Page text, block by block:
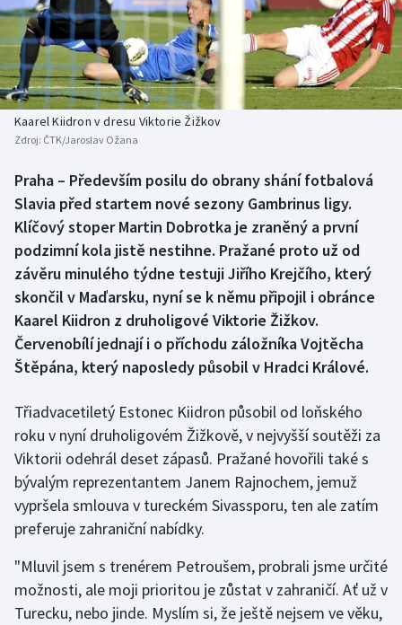
Atletika
Baseball a softbal
Basketbal
Boby a skeleton
Box
Curling
Cyklistika
Dostihy
Florbal
Futsal
Golf
Házená
Soutěže
Historické návraty
Aplikace ČT sport
Kaarel Kiidron v dresu Viktorie Žižkov
Zdroj: ČTK/Jaroslav Ožana
Praha – Především posilu do obrany shání fotbalová
Slavia před startem nové sezony Gambrinus ligy.
Klíčový stoper Martin Dobrotka je zraněný a první
podzimní kola jistě nestihne. Pražané proto už od
závěru minulého týdne testuji Jiřího Krejčího, který
skončil v Maďarsku, nyní se k němu připojil i obránce
Kaarel Kiidron z druholigové Viktorie Žižkov.
Červenobílí jednají i o příchodu záložníka Vojtěcha
Štěpána, který naposledy působil v Hradci Králové.
Třiadvacetiletý Estonec Kiidron působil od loňského
roku v nyní druholigovém Žižkově, v nejvyšší soutěži za
Viktorii odehrál deset zápasů. Pražané hovořili také s
bývalým reprezentantem Janem Rajnochem, jemuž
vypršela smlouva v tureckém Sivassporu, ten ale zatím
preferuje zahraniční nabídky.
"Mluvil jsem s trenérem Petroušem, probrali jsme určité
možnosti, ale moji prioritou je zůstat v zahraničí. Ať už v
Turecku, nebo jinde. Myslím si, že ještě nejsem ve věku,